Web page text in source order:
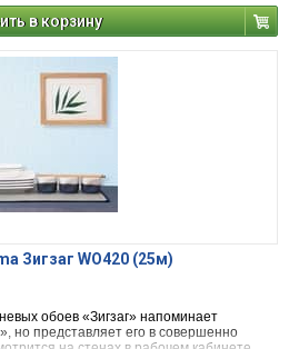
в корзину
Зигзаг WO420 (25м)
обоев «Зигзаг» напоминает
но представляет его в совершенно